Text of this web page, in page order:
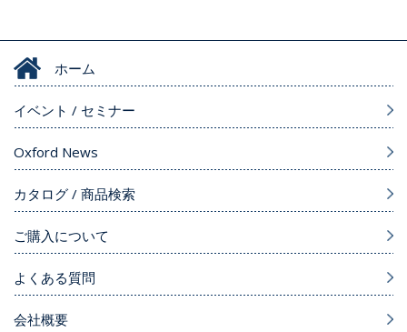
ホーム
イベント / セミナー
Oxford News
カタログ / 商品検索
ご購入について
よくある質問
会社概要